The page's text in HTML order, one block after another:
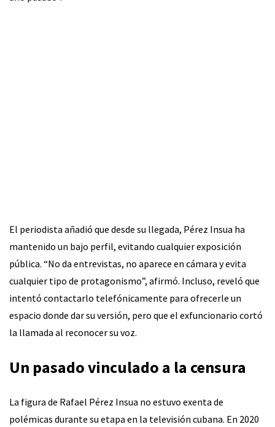
El periodista añadió que desde su llegada, Pérez Insua ha
mantenido un bajo perfil, evitando cualquier exposición
pública. “No da entrevistas, no aparece en cámara y evita
cualquier tipo de protagonismo”, afirmó. Incluso, reveló que
intentó contactarlo telefónicamente para ofrecerle un
espacio donde dar su versión, pero que el exfuncionario cortó
la llamada al reconocer su voz.
Un pasado vinculado a la censura
La figura de Rafael Pérez Insua no estuvo exenta de
polémicas durante su etapa en la televisión cubana. En 2020